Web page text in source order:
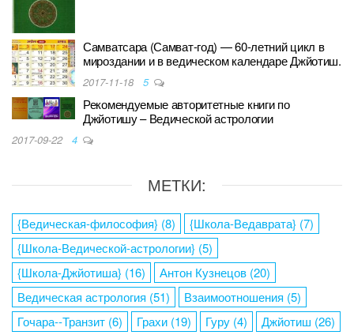
Самватсара (Самват-год) — 60-летний цикл в
мироздании и в ведическом календаре Джйотиш.
2017-11-18 5
Рекомендуемые авторитетные книги по
Джйотишу – Ведической астрологии
2017-09-22 4
МЕТКИ:
{Ведическая-философия} (8) {Школа-Ведаврата} (7)
{Школа-Ведической-астрологии} (5)
{Школа-Джйотиша} (16) Антон Кузнецов (20)
Ведическая астрология (51) Взаимоотношения (5)
Гочара--Транзит (6) Грахи (19) Гуру (4) Джйотиш (26)